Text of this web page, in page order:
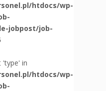
htdocs/wp-
jobpost/job-
'type' in
htdocs/wp-